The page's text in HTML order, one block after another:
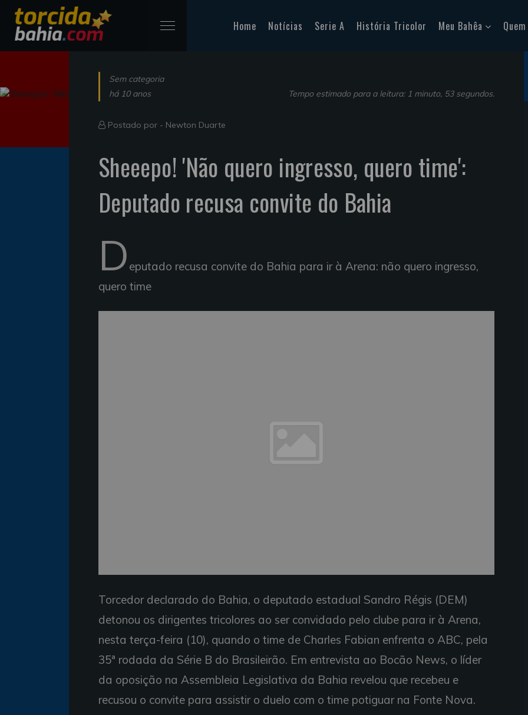
Home Notícias Serie A História Tricolor Meu Bahêa
Sem categoria
há 10 anos
Tempo estimado para a leitura: 1 minuto, 53 segundos.
Postado por - Newton Duarte
Sheeepo! 'Não quero ingresso, quero time':
Deputado recusa convite do Bahia
D eputado recusa convite do Bahia para ir à Arena: não quero ingresso,
quero time
Torcedor declarado do Bahia, o deputado estadual Sandro Régis (DEM)
detonou os dirigentes tricolores ao ser convidado pelo clube para ir à Arena,
nesta terça-feira (10), quando o time de Charles Fabian enfrenta o ABC, pela
35ª rodada da Série B do Brasileirão. Em entrevista ao Bocão News, o líder
da oposição na Assembleia Legislativa da Bahia revelou que recebeu e
recusou o convite para assistir o duelo com o time potiguar na Fonte Nova.